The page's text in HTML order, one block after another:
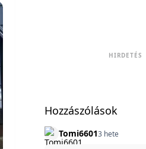
HIRDETÉS
Hozzászólások
Tomi66013 hete